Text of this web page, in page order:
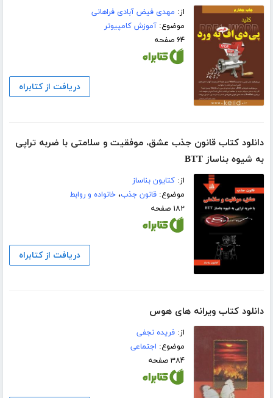
از: مهدی فیض آبادی فراهانی
موضوع:آموزش کامپیوتر
۶۴ صفحه
دریافت از کتابراه
دانلود کتاب قانون جذب عشق، موفقیت و سلامتی با ضربه تراپی
به شیوه بناساز BTT
از:کتایون بناساز
موضوع:قانون جذب،خانواده و روابط
۱۸۲ صفحه
دریافت از کتابراه
دانلود کتاب ویرانه های هوس
از:فریده نجفی
موضوع: اجتماعی
۳۸۴ صفحه